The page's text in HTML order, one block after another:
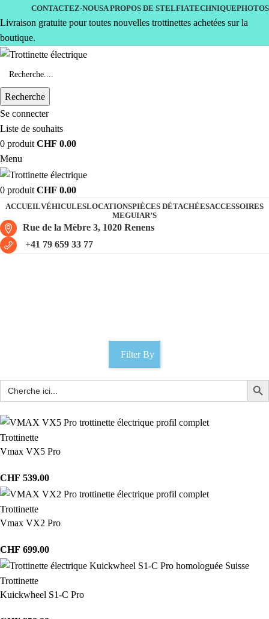
CONTACTEZ-NOUSA PROPOS DE STELFIATECHNIQUEPHOTOS
Livraison gratuite pour toutes nouvelles trottinettes achetées sur la
boutique.
Recherche
Se connecter
Liste de souhaits
0 produit CHF 0.00
Menu
0 produit CHF 0.00
ACCUEILVÉHICULESLOCATIONSPIÈCES DÉTACHÉESACCESSOIRES
MEGUIAR’S
Rue de la Mèbre 3, 1020 Renens
+41 79 659 33 77
Filter By
Trottinette
Vmax VX5 Pro
CHF 539.00
Trottinette
Vmax VX2 Pro
CHF 699.00
Trottinette
Kuickwheel S1-C Pro